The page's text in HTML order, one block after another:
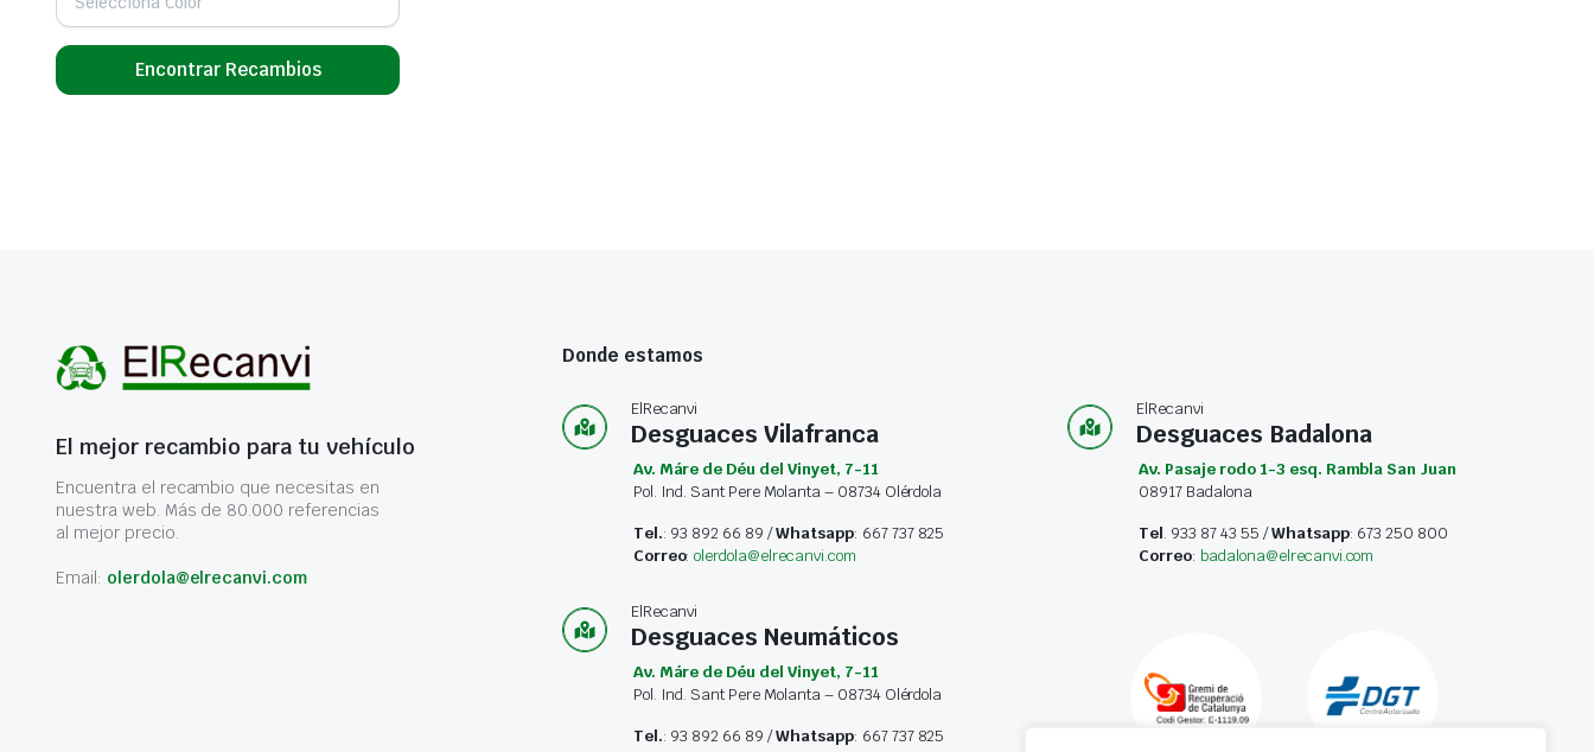
Encontrar Recambios
El mejor recambio para tu vehículo
Encuentra el recambio que necesitas en
nuestra web. Más de 80.000 referencias
al mejor precio.
Email: olerdola@elrecanvi.com
Donde estamos
ElRecanvi
Desguaces Vilafranca
Av. Máre de Déu del Vinyet, 7-11
Pol. Ind. Sant Pere Molanta – 08734 Olérdola
Tel.: 93 892 66 89 /Whatsapp: 667 737 825
Correo:olerdola@elrecanvi.com
ElRecanvi
Desguaces Neumáticos
Av. Máre de Déu del Vinyet, 7-11
Pol. Ind. Sant Pere Molanta – 08734 Olérdola
Tel.: 93 892 66 89 /Whatsapp: 667 737 825
ElRecanvi
Desguaces Badalona
Av. Pasaje rodo 1-3 esq. Rambla San Juan
08917 Badalona
Tel. 933 87 43 55 /Whatsapp: 673 250 800
Correo: badalona@elrecanvi.com